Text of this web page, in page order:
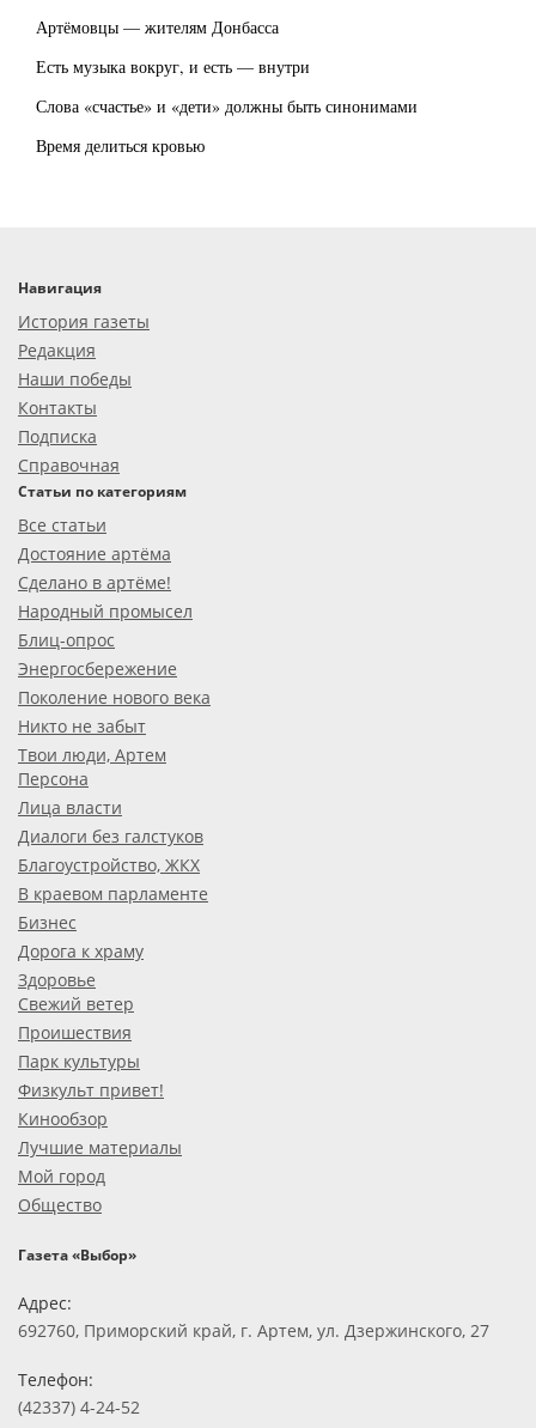
Артёмовцы — жителям Донбасса
Есть музыка вокруг, и есть — внутри
Слова «счастье» и «дети» должны быть синонимами
Время делиться кровью
Навигация
История газеты
Редакция
Наши победы
Контакты
Подписка
Справочная
Статьи по категориям
Все статьи
Достояние артёма
Сделано в артёме!
Народный промысел
Блиц-опрос
Энергосбережение
Поколение нового века
Никто не забыт
Твои люди, Артем
Персона
Лица власти
Диалоги без галстуков
Благоустройство, ЖКХ
В краевом парламенте
Бизнес
Дорога к храму
Здоровье
Свежий ветер
Проишествия
Парк культуры
Физкульт привет!
Кинообзор
Лучшие материалы
Мой город
Общество
Газета «Выбор»
Адрес:
692760, Приморский край, г. Артем, ул. Дзержинского, 27
Телефон:
(42337) 4-24-52